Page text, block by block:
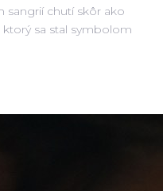
sangrií chutí skôr ako
sa stal symbolom